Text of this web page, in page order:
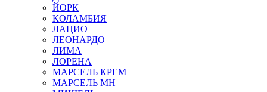
ЙОРК
КОЛАМБИЯ
ЛАЦИО
ЛЕОНАРДО
ЛИМА
ЛОРЕНА
МАРСЕЛЬ КРЕМ
МАРСЕЛЬ МН